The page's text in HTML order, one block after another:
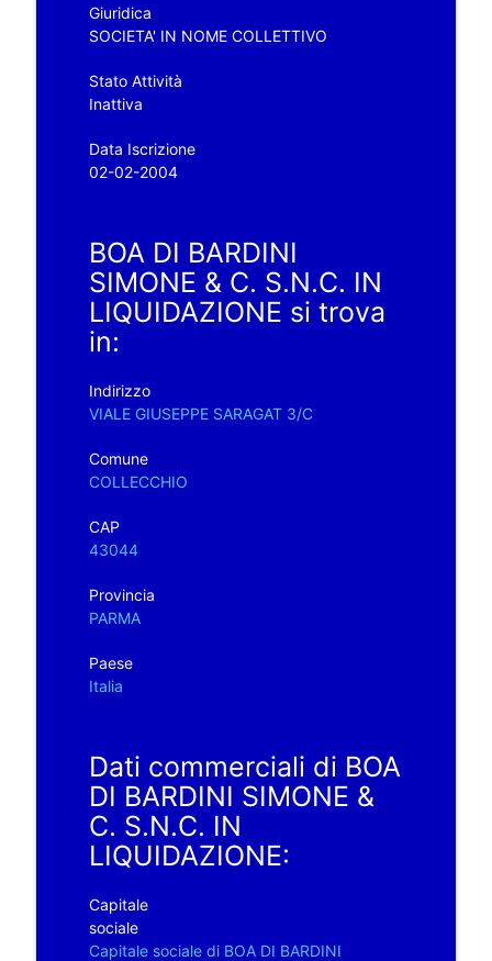
Giuridica
SOCIETA' IN NOME COLLETTIVO
Stato Attività
Inattiva
Data Iscrizione
02-02-2004
BOA DI BARDINI
SIMONE & C. S.N.C. IN
LIQUIDAZIONE si trova
in:
Indirizzo
VIALE GIUSEPPE SARAGAT 3/C
Comune
COLLECCHIO
CAP
43044
Provincia
PARMA
Paese
Italia
Dati commerciali di BOA
DI BARDINI SIMONE &
C. S.N.C. IN
LIQUIDAZIONE:
Capitale
sociale
Capitale sociale di BOA DI BARDINI